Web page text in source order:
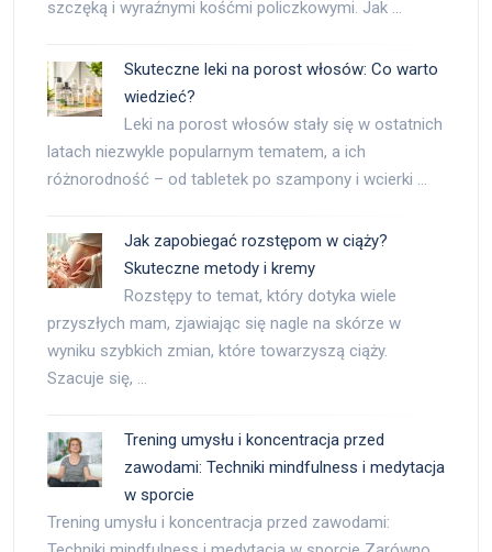
szczęką i wyraźnymi kośćmi policzkowymi. Jak …
Skuteczne leki na porost włosów: Co warto
wiedzieć?
Leki na porost włosów stały się w ostatnich
latach niezwykle popularnym tematem, a ich
różnorodność – od tabletek po szampony i wcierki …
Jak zapobiegać rozstępom w ciąży?
Skuteczne metody i kremy
Rozstępy to temat, który dotyka wiele
przyszłych mam, zjawiając się nagle na skórze w
wyniku szybkich zmian, które towarzyszą ciąży.
Szacuje się, …
Trening umysłu i koncentracja przed
zawodami: Techniki mindfulness i medytacja
w sporcie
Trening umysłu i koncentracja przed zawodami: